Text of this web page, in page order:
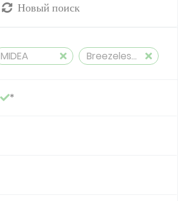
Новый поиск
MIDEA Breezeless R32